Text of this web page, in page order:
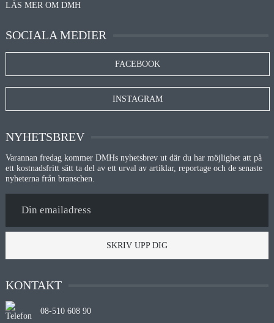
LÄS MER OM DMH
SOCIALA MEDIER
FACEBOOK
INSTAGRAM
NYHETSBREV
Varannan fredag kommer DMHs nyhetsbrev ut där du har möjlighet att på
ett kostnadsfritt sätt ta del av ett urval av artiklar, reportage och de senaste
nyheterna från branschen.
SKRIV UPP DIG
KONTAKT
08-510 608 90